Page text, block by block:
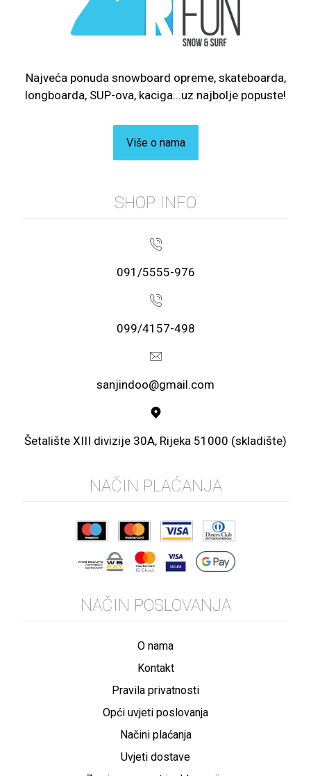
Najveća ponuda snowboard opreme, skateboarda,
longboarda, SUP-ova, kaciga...uz najbolje popuste!
Više o nama
SHOP INFO
091/5555-976
099/4157-498
sanjindoo@gmail.com
Šetalište XIII divizije 30A, Rijeka 51000 (skladište)
NAČIN PLAĆANJA
NAČIN POSLOVANJA
O nama
Kontakt
Pravila privatnosti
Opći uvjeti poslovanja
Načini plaćanja
Uvjeti dostave